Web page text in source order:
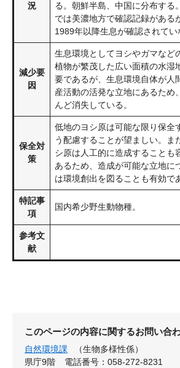
況
る。朝鮮半島、中国に分布する
では美濃地方で確認記録がある
1989年以降生息が確認されてい
減少要
因
生息環境としてヨシやガマなど
植物が繁茂した広い面積の水湿
要であるが、生息環境自体が人
産活動の活発な立地にあるため
んど消失している。
保全対
策
低地のヨシ原は可能な限り保全
う配慮することが望ましい。ま
シ原は人工的に造成することも
あるため、造成が可能な立地に
は環境創出を図ることも有効で
特記事
項
国内希少野生動物種。
参考文
献
このページの内容に関するお問い合
自然環境課
（生物多様性係）
県庁9階
電話番号：058-272-8231